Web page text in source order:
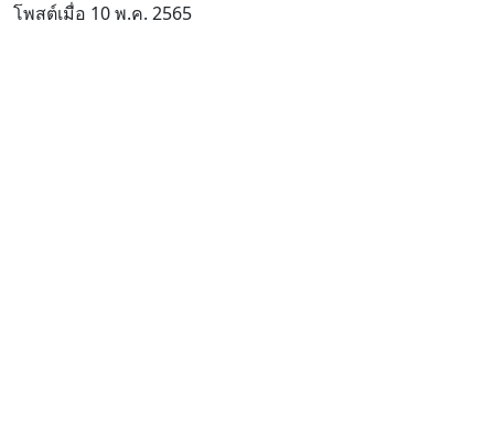
โพสต์เมื่อ 10 พ.ค. 2565